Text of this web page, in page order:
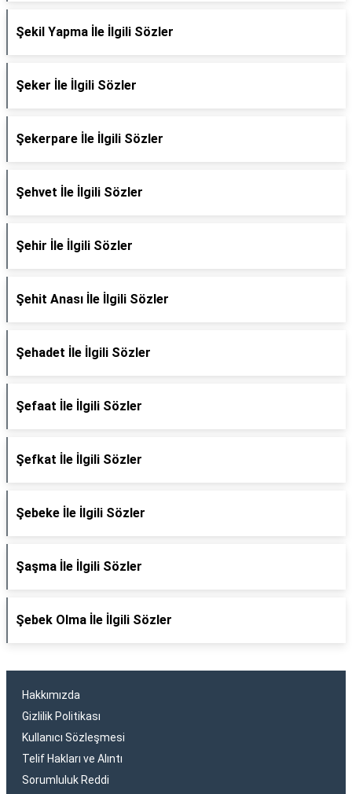
Şekil Yapma İle İlgili Sözler
Şeker İle İlgili Sözler
Şekerpare İle İlgili Sözler
Şehvet İle İlgili Sözler
Şehir İle İlgili Sözler
Şehit Anası İle İlgili Sözler
Şehadet İle İlgili Sözler
Şefaat İle İlgili Sözler
Şefkat İle İlgili Sözler
Şebeke İle İlgili Sözler
Şaşma İle İlgili Sözler
Şebek Olma İle İlgili Sözler
Hakkımızda
Gizlilik Politikası
Kullanıcı Sözleşmesi
Telif Hakları ve Alıntı
Sorumluluk Reddi